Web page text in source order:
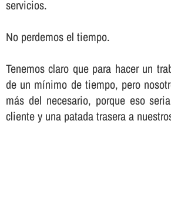
servicios.
No perdemos el tiempo.
Tenemos claro que para hacer un
de un mí­nimo de tiempo, pero
más del necesario, porque eso
cliente y una patada trasera a